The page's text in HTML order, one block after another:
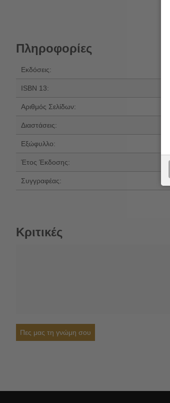
Πληροφορίες
Εκδόσεις:
ISBN 13:
Αριθμός Σελίδων:
Διαστάσεις:
Εξώφυλλο:
Έτος Έκδοσης:
Συγγραφέας:
Κριτικές
Πες μας τη γνώμη σου